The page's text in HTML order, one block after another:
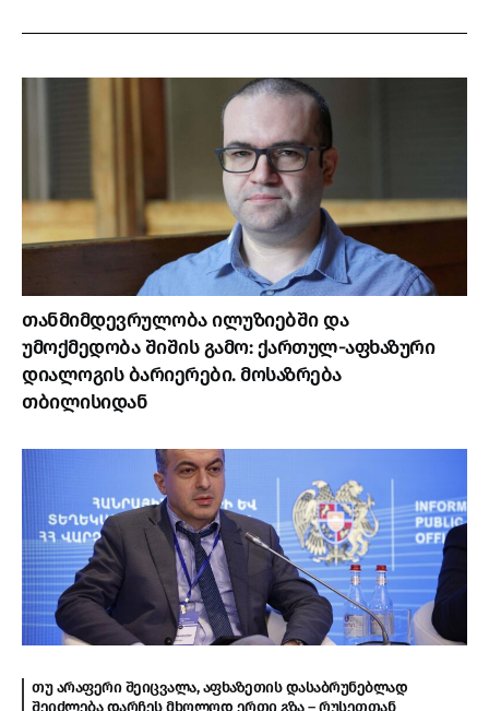
თანმიმდევრულობა ილუზიებში და
უმოქმედობა შიშის გამო: ქართულ-აფხაზური
დიალოგის ბარიერები. მოსაზრება
თბილისიდან
თუ არაფერი შეიცვალა, აფხაზეთის დასაბრუნებლად
შეიძლება დარჩეს მხოლოდ ერთი გზა – რუსეთთან